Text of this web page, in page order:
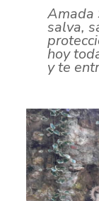
Amada
salva,
hoy
y te